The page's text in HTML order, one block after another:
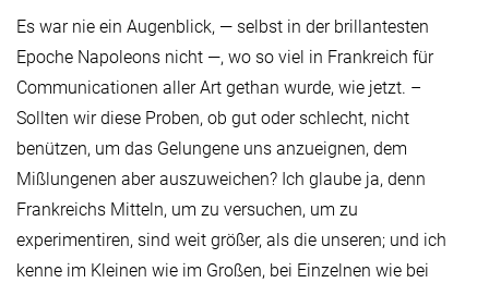
Es war nie ein Augenblick, — selbst in der brillantesten
Epoche Napoleons nicht —, wo so viel in Frankreich für
Communicationen aller Art gethan wurde, wie jetzt. –
Sollten wir diese Proben, ob gut oder schlecht, nicht
benützen, um das Gelungene uns anzueignen, dem
Mißlungenen aber auszuweichen? Ich glaube ja, denn
Frankreichs Mitteln, um zu versuchen, um zu
experimentiren, sind weit größer, als die unseren; und ich
kenne im Kleinen wie im Großen, bei Einzelnen wie bei